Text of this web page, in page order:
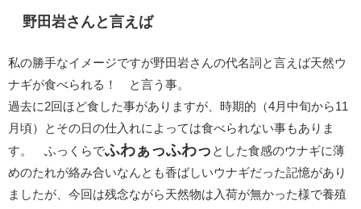
野田岩さんと言えば
私の勝手なイメージですが野田岩さんの代名詞と言えば天然ウ
ナギが食べられる！ と言う事。
過去に2回ほど食した事がありますが、時期的（4月中旬から11
月頃）とその日の仕入れによっては食べられない事もありま
す。 ふっくらでふわぁっふわっ とした食感のウナギに薄
めのたれが絡み合いなんとも香ばしいウナギだった記憶があり
ましたが、今回は残念ながら天然物は入荷が無かった様で養殖